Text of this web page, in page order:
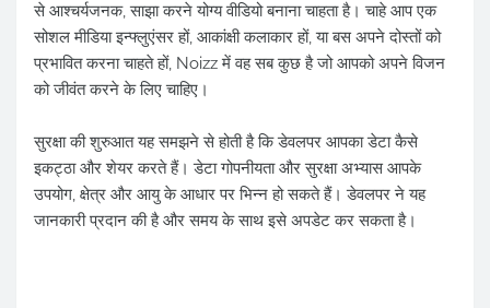
से आश्चर्यजनक, साझा करने योग्य वीडियो बनाना चाहता है। चाहे आप एक
सोशल मीडिया इन्फ्लुएंसर हों, आकांक्षी कलाकार हों, या बस अपने दोस्तों को
प्रभावित करना चाहते हों, Noizz में वह सब कुछ है जो आपको अपने विजन
को जीवंत करने के लिए चाहिए।
सुरक्षा की शुरुआत यह समझने से होती है कि डेवलपर आपका डेटा कैसे
इकट्ठा और शेयर करते हैं। डेटा गोपनीयता और सुरक्षा अभ्यास आपके
उपयोग, क्षेत्र और आयु के आधार पर भिन्न हो सकते हैं। डेवलपर ने यह
जानकारी प्रदान की है और समय के साथ इसे अपडेट कर सकता है।